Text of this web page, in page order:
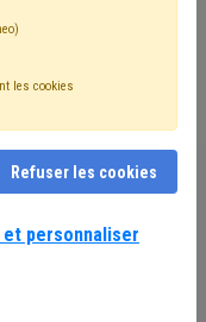
communal
(2)
publique(1)
(1)
les cookies
Refuser les cookies
et personnaliser